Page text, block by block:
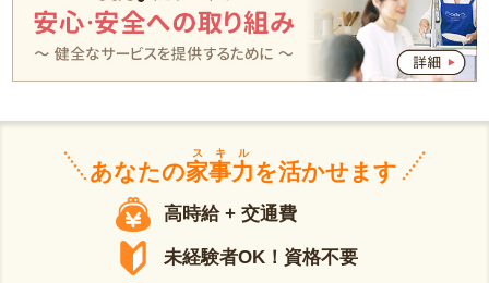
あなたの家事力
スキル
を活かせます
高時給 + 交通費
未経験者OK！資格不要